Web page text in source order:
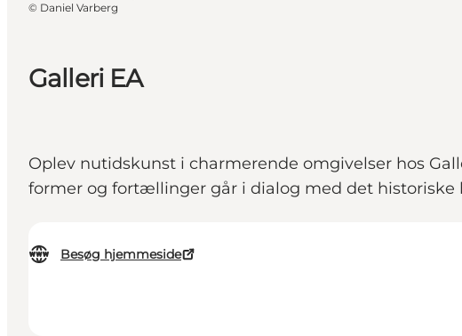
Galleri EA
Oplev nutidskunst i charmerende omgivelser hos
former og fortællinger går i dialog med det historiske
Besøg hjemmeside
© Daniel Varberg